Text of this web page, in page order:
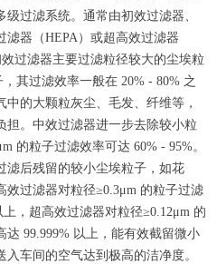
级过滤系统。通常由初效过滤器、
滤器（HEPA）或超高效过滤器
效过滤器主要过滤粒径较大的尘埃粒
其过滤效率一般在 20% - 80% 之
中的大颗粒灰尘、毛发、纤维等，
担。中效过滤器进一步去除较小粒
的粒子过滤效率可达 60% - 95%。
滤后残留的较小尘埃粒子，如花
效过滤器对粒径≥0.3μm 的粒子过滤
，超高效过滤器对粒径≥0.12μm 的
达 99.999% 以上，能有效截留微小
入车间的空气达到极高的洁净度。